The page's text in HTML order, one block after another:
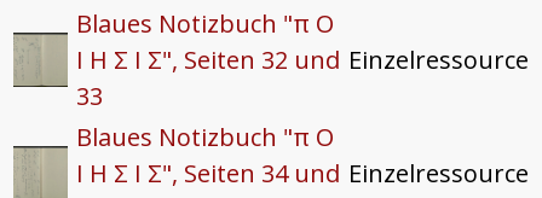
Blaues Notizbuch "π O
I H Σ I Σ", Seiten 32 und
33
Einzelressource
Blaues Notizbuch "π O
I H Σ I Σ", Seiten 34 und Einzelressource